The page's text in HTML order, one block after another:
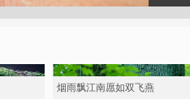
烟雨飘江南愿如双飞燕